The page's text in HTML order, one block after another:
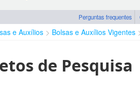
Perguntas frequentes
e Auxílios Bolsas e Auxílios Vigentes
de Pesquisa